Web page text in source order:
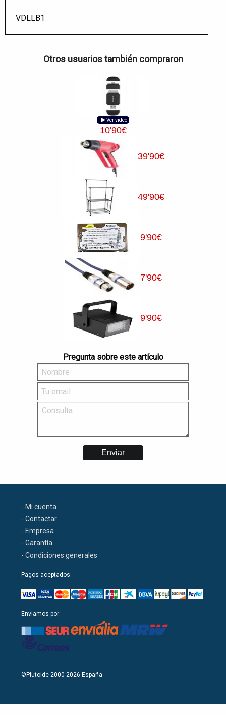
VDLLB1
Otros usuarios también compraron
Ver video
10'90€
39'90€
49'90€
9'90€
7'90€
9'90€
Pregunta sobre este artículo
- Mi cuenta
- Contactar
- Empresa
- Garantía
- Condiciones generales
Pagos aceptados:
Enviamos por:
©Plutoide 2000-2026 España